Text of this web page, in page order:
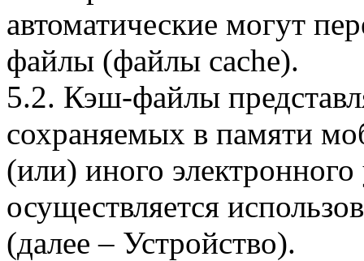
автоматические могут
файлы (файлы cache).
5.2. Кэш-файлы
сохраняемых в памяти
(или) иного электронного
осуществляется
(далее – Устройство).